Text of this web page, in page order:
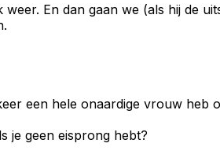
En dan gaan we (als hij de
een hele onaardige vrouw heb
je geen eisprong hebt?